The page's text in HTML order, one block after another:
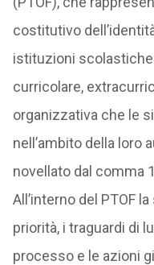
costitutivo
istituzioni
curricolare,
organizzativa che le
nell’ambito della loro
novellato dal comma
All’interno del PTOF
priorità, i traguardi di
processo e le azioni